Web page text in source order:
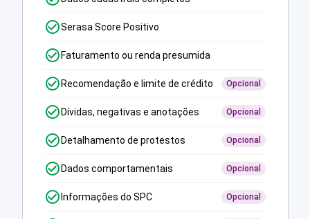
Serasa Score Positivo
Faturamento ou renda presumida
Recomendação e limite de crédito Opcional
Dívidas, negativas e anotações Opcional
Detalhamento de protestos Opcional
Dados comportamentais Opcional
Informações do SPC Opcional